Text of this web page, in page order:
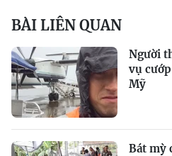
BÀI LIÊN QUAN
Người
vụ
Mỹ
Bát mỳ